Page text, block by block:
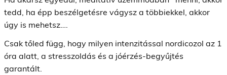
tedd, ha épp beszélgetésre vágysz a többiekkel, akkor
úgy is mehetsz….
Csak tőled függ, hogy milyen intenzitással nordicozol az 1
óra alatt, a stresszoldás és a jóérzés-begyűjtés
garantált.